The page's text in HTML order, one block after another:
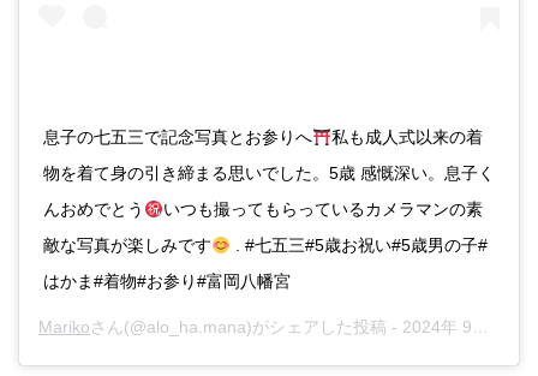
息子の七五三で記念写真とお参りへ
私も成人式以来の着
物を着て身の引き締まる思いでした。5歳 感慨深い。息子く
んおめでとう
いつも撮ってもらっているカメラマンの素
敵な写真が楽しみです
. #七五三#5歳お祝い#5歳男の子#
はかま#着物#お参り#富岡八幡宮
Marikoさん(@alo_ha.mana)がシェアした投稿 - 2024年 9月月24日午前1時57分PDT